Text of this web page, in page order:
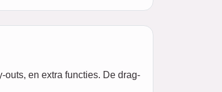
outs, en extra functies. De drag-